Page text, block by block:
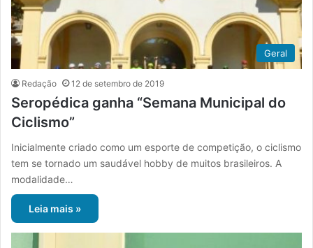
Geral
Redação 12 de setembro de 2019
Seropédica ganha “Semana Municipal do
Ciclismo”
Inicialmente criado como um esporte de competição, o ciclismo
tem se tornado um saudável hobby de muitos brasileiros. A
modalidade…
Leia mais »